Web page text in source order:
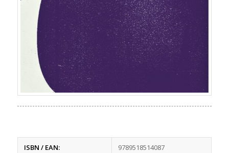
ISBN / EAN: 9789518514087